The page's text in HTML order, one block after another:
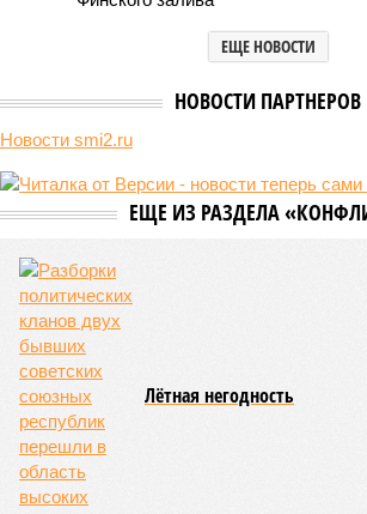
банкрот Seven Suns Development, та же
схема достройки через Capital Group
за прошедшие два года результатов, по
практически не видно. Поинформации из
порталов, первую очередь ЖК строители
этом из кураторов стройки не задается
сроки должны материализоваться? На
бывающих у забора, какая-либо техника
бетононасосов, ни работающих кранов, ни
мобилизации подрядчиков. При том, что
осталось менее полугода.
Если в «Сказочном лесу» техзаказчик
отчитывался о поэтапной готовности –
конкретными инженерными работами
монолитных конструкций, устранение
то по «Станции Л» подобной публичной
дольщики не видят. Ни Capital Group, ни